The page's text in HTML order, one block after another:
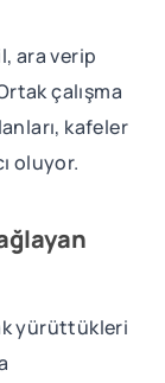
ara verip
çalışma
kafeler
oluyor.
yürüttükleri